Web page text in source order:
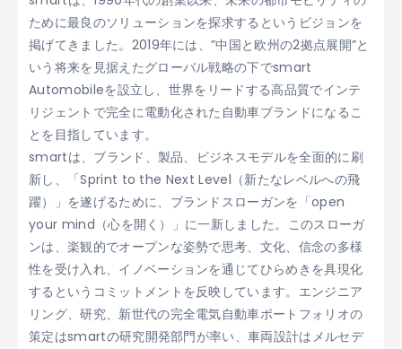
ために最良のソリューションを探求するというビジョンを
掲げてきました。2019年には、”中国と欧州の2拠点展開”と
いう将来を見据えたグローバル戦略の下でsmart
Automobileを設立し、世界をリードする高品質でインテ
リジェントで完全に電動化された自動車ブランドになるこ
とを目指しています。
smartは、ブランド、製品、ビジネスモデルを全面的に刷
新し、「Sprint to the Next Level（新たなレベルへの飛
躍）」を遂げるために、ブランドスローガンを「open
your mind（心を開く）」に一新しました。このスローガ
ンは、楽観的でオープンな姿勢で思考、文化、信念の多様
性を受け入れ、イノベーションを通じてひらめきを具現化
するというコミットメントを反映しています。エンジニア
リング、研究、新世代の完全電気自動車ポートフォリオの
策定はsmartの研究開発部門が率い、車両設計はメルセデ